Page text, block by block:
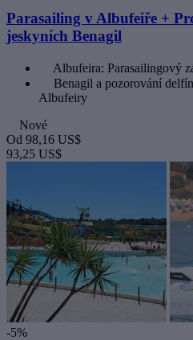
Parasailing v Albufeiře +
jeskyních Benagil
Albufeira: Parasailingový
Benagil a pozorování
Albufeiry
Nové
Od 98,16 US$
93,25 US$
-5%